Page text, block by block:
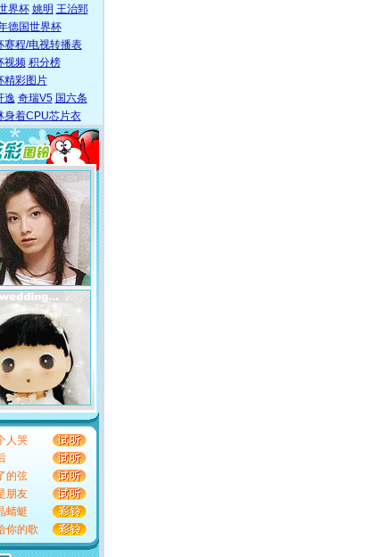
界杯 姚明 王治郅
德国世界杯
赛程/电视转播表
视频 积分榜
精彩图片
逸 奇瑞V5 国六条
身着CPU芯片衣
人哭
的弦
朋友
蜻蜓
你的歌